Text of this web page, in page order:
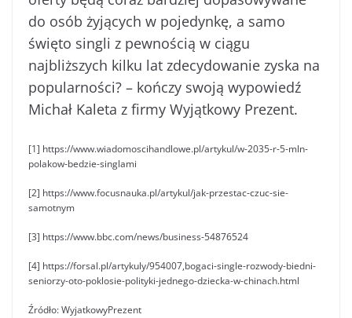
do osób żyjących w pojedynkę, a samo
święto singli z pewnością w ciągu
najbliższych kilku lat zdecydowanie zyska na
popularności? – kończy swoją wypowiedź
Michał Kaleta z firmy Wyjątkowy Prezent.
[1] https://www.wiadomoscihandlowe.pl/artykul/w-2035-r-5-mln-
polakow-bedzie-singlami
[2] https://www.focusnauka.pl/artykul/jak-przestac-czuc-sie-
samotnym
[3] https://www.bbc.com/news/business-54876524
[4] https://forsal.pl/artykuly/954007,bogaci-single-rozwody-biedni-
seniorzy-oto-poklosie-polityki-jednego-dziecka-w-chinach.html
Źródło: WyjatkowyPrezent